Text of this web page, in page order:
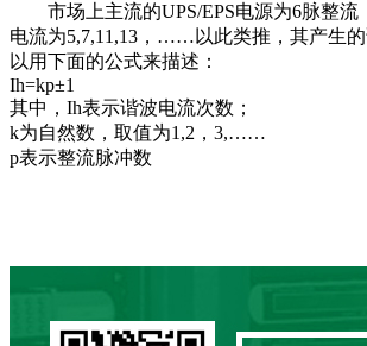
市场上主流的UPS/EPS电源为6脉整流
电流为5,7,11,13，……以此类推，其产生
以用下面的公式来描述：
Ih=kp±1
其中，Ih表示谐波电流次数；
k为自然数，取值为1,2，3,……
p表示整流脉冲数